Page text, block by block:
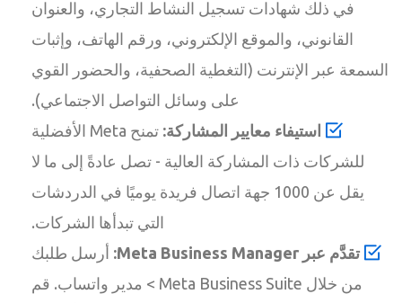
في ذلك شهادات تسجيل النشاط التجاري، والعنوان
القانوني، والموقع الإلكتروني، ورقم الهاتف، وإثبات
السمعة عبر الإنترنت (التغطية الصحفية، والحضور القوي
على وسائل التواصل الاجتماعي).
استيفاء معايير المشاركة:
تمنح Meta الأفضلية
للشركات ذات المشاركة العالية - تصل عادةً إلى ما لا
يقل عن 1000 جهة اتصال فريدة يوميًا في الدردشات
التي تبدأها الشركات.
تقدَّم عبر Meta Business Manager:
أرسل طلبك
من خلال Meta Business Suite > مدير واتساب. قم